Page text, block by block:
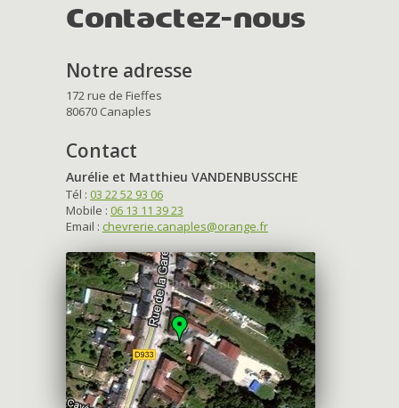
Contactez-nous
Notre adresse
172 rue de Fieffes
80670 Canaples
Contact
Aurélie et Matthieu VANDENBUSSCHE
Tél : 03 22 52 93 06
Mobile : 06 13 11 39 23
Email : chevrerie.canaples@orange.fr